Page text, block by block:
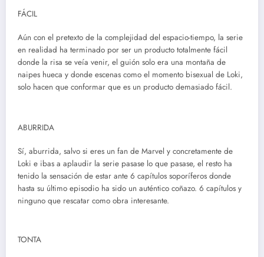
FÁCIL
Aún con el pretexto de la complejidad del espacio-tiempo, la serie
en realidad ha terminado por ser un producto totalmente fácil
donde la risa se veía venir, el guión solo era una montaña de
naipes hueca y donde escenas como el momento bisexual de Loki,
solo hacen que conformar que es un producto demasiado fácil.
ABURRIDA
Sí, aburrida, salvo si eres un fan de Marvel y concretamente de
Loki e ibas a aplaudir la serie pasase lo que pasase, el resto ha
tenido la sensación de estar ante 6 capítulos soporíferos donde
hasta su último episodio ha sido un auténtico coñazo. 6 capítulos y
ninguno que rescatar como obra interesante.
TONTA